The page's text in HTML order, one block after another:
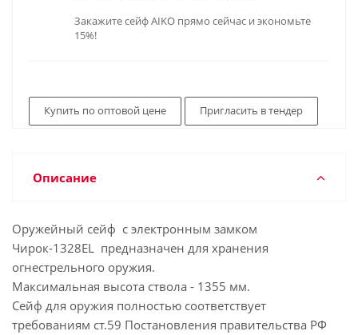
Закажите сейф AIKO прямо сейчас и экономьте
15%!
Купить по оптовой цене Пригласить в тендер
Описание
Оружейный сейф с электронным замком
Чирок-1328EL предназначен для хранения
огнестрельного оружия.
Максимальная высота ствола - 1355 мм.
Сейф для оружия полностью соответствует
требованиям ст.59 Постановления правительства РФ